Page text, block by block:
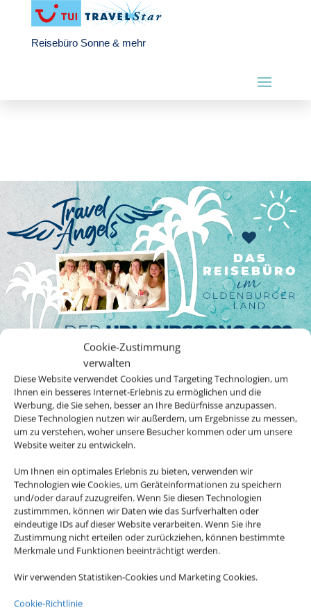
Cookie-Zustimmung
verwalten
Diese Website verwendet Cookies und Targeting Technologien, um
Ihnen ein besseres Internet-Erlebnis zu ermöglichen und die
Werbung, die Sie sehen, besser an Ihre Bedürfnisse anzupassen.
Diese Technologien nutzen wir außerdem, um Ergebnisse zu messen,
um zu verstehen, woher unsere Besucher kommen oder um unsere
Website weiter zu entwickeln.
Um Ihnen ein optimales Erlebnis zu bieten, verwenden wir
Technologien wie Cookies, um Geräteinformationen zu speichern
und/oder darauf zuzugreifen. Wenn Sie diesen Technologien
zustimmmen, können wir Daten wie das Surfverhalten oder
eindeutige IDs auf dieser Website verarbeiten. Wenn Sie ihre
Zustimmung nicht erteilen oder zurückziehen, können bestimmte
Merkmale und Funktionen beeinträchtigt werden.
Wir verwenden Statistiken-Cookies und Marketing Cookies.
Cookie-Richtlinie
Reisebüro Sonne & mehr
DER Sommerhit und
Urlaubssong 2022! Sommer,
Sonne, Strand und gute Laune.
Endlich wieder in den Urlaub, endlich wieder verreisen – danach
sehnen wir uns alle.
Das von der Inhaberin Bettina Giegling geführte Reisebüro Sonne
& mehr im beschaulichen Wardenburg feiert in diesem Jahr das
25-jährige Bestehen, worauf wir sehr stolz sind. Das Team ist
vollzählig durch die Krise gegangen und als highlight des letzten
Jahres gab es ein Team Event der besonderen Art: eine
Weihnachtsfeier in den Bekegg Studios Peter Patzer in Rastede.
Der Songtext von DAS MEER, DER WIND und DU von Nik P.
uns allen fröhlich von den Lippen, denn er spiegelt nicht nur die
Sehnsucht nach Urlaub, sondern auch unsere bunte